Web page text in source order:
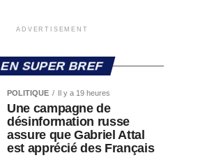
ADVERTISEMENT
EN SUPER BREF
POLITIQUE Il y a 19 heures
Une campagne de
désinformation russe
assure que Gabriel Attal
est apprécié des Français